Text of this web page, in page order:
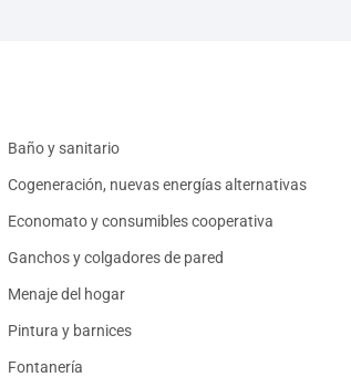
Baño y sanitario
Cogeneración, nuevas energías alternativas
Economato y consumibles cooperativa
Ganchos y colgadores de pared
Menaje del hogar
Pintura y barnices
Fontanería